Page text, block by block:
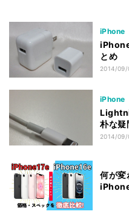
iPhone
とめ
2014/
iPhone
朴な疑
2014/
何が変